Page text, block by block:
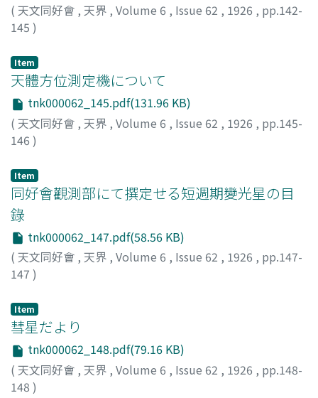
( 天文同好會 , 天界 , Volume 6 , Issue 62 , 1926 , pp.142-
145 )
Item
天體方位測定機について
tnk000062_145.pdf(131.96 KB)
( 天文同好會 , 天界 , Volume 6 , Issue 62 , 1926 , pp.145-
146 )
Item
同好會觀測部にて撰定せる短週期變光星の目
錄
tnk000062_147.pdf(58.56 KB)
( 天文同好會 , 天界 , Volume 6 , Issue 62 , 1926 , pp.147-
147 )
Item
彗星だより
tnk000062_148.pdf(79.16 KB)
( 天文同好會 , 天界 , Volume 6 , Issue 62 , 1926 , pp.148-
148 )